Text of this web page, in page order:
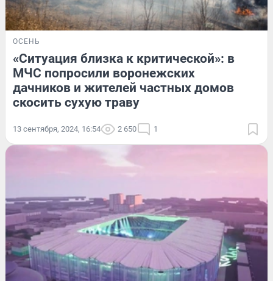
ОСЕНЬ
«Ситуация близка к критической»: в
МЧС попросили воронежских
дачников и жителей частных домов
скосить сухую траву
13 сентября, 2024, 16:54 2 650 1